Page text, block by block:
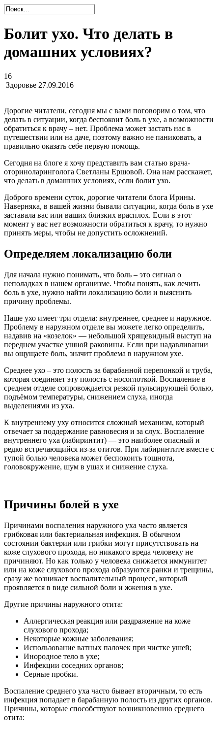
Болит ухо. Что делать в
домашних условиях?
16
Здоровье 27.09.2016
Дорогие читатели, сегодня мы с вами поговорим о том, что
делать в ситуации, когда беспокоит боль в ухе, а возможности
обратиться к врачу – нет. Проблема может застать нас в
путешествии или на даче, поэтому важно не паниковать, а
правильно оказать себе первую помощь.
Сегодня на блоге я хочу представить вам статью врача-
оториноларинголога Светланы Ершовой. Она нам расскажет,
что делать в домашних условиях, если болит ухо.
Доброго времени суток, дорогие читатели блога Ирины.
Наверняка, в вашей жизни бывали ситуации, когда боль в ухе
заставала вас или ваших близких врасплох. Если в этот
момент у вас нет возможности обратиться к врачу, то нужно
принять меры, чтобы не допустить осложнений.
Определяем локализацию боли
Для начала нужно понимать, что боль – это сигнал о
неполадках в нашем организме. Чтобы понять, как лечить
боль в ухе, нужно найти локализацию боли и выяснить
причину проблемы.
Наше ухо имеет три отдела: внутреннее, среднее и наружное.
Проблему в наружном отделе вы можете легко определить,
надавив на «козелок» — небольшой хрящевидный выступ на
переднем участке ушной раковины. Если при надавливании
вы ощущаете боль, значит проблема в наружном ухе.
Среднее ухо – это полость за барабанной перепонкой и труба,
которая соединяет эту полость с носоглоткой. Воспаление в
среднем отделе сопровождается резкой пульсирующей болью,
подъёмом температуры, снижением слуха, иногда
выделениями из уха.
К внутреннему уху относится сложный механизм, который
отвечает за поддержание равновесия и за слух. Воспаление
внутреннего уха (лабиринтит) — это наиболее опасный и
редко встречающийся из-за отитов. При лабиринтите вместе с
тупой болью человека может беспокоить тошнота,
головокружение, шум в ушах и снижение слуха.
Причины болей в ухе
Причинами воспаления наружного уха часто является
грибковая или бактериальная инфекция. В обычном
состоянии бактерии или грибки могут присутствовать на
коже слухового прохода, но никакого вреда человеку не
причиняют. Но как только у человека снижается иммунитет
или на коже слухового прохода образуются ранки и трещины,
сразу же возникает воспалительный процесс, который
проявляется в виде сильной боли и жжения в ухе.
Другие причины наружного отита:
Аллергическая реакция или раздражение на коже
слухового прохода;
Некоторые кожные заболевания;
Использование ватных палочек при чистке ушей;
Инородное тело в ухе;
Инфекции соседних органов;
Серные пробки.
Воспаление среднего уха часто бывает вторичным, то есть
инфекция попадает в барабанную полость из других органов.
Причины, которые способствуют возникновению среднего
отита: